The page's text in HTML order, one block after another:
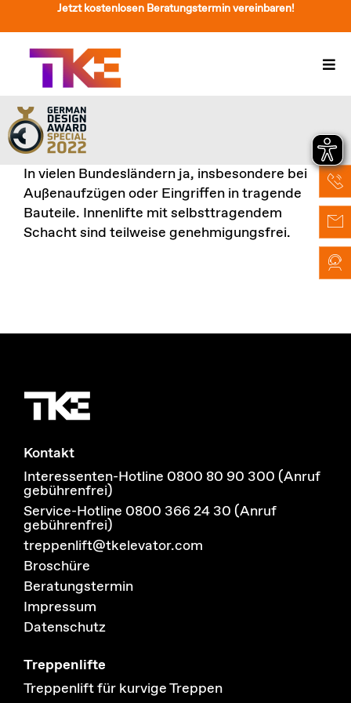
Inhalt
springen
Jetzt kostenlosen Beratungstermin vereinbaren!
Treppenlift
Preise
Service
Treppenliftberatung
In vielen Bundesländern ja, insbesondere bei
Außenaufzügen oder Eingriffen in tragende
Bauteile. Innenlifte mit selbsttragendem
Schacht sind teilweise genehmigungsfrei.
Kontakt
Interessenten-Hotline 0800 80 90 300 (Anruf
gebührenfrei)
Service-Hotline 0800 366 24 30 (Anruf
gebührenfrei)
treppenlift@tkelevator.com
Broschüre
Beratungstermin
Impressum
Datenschutz
Treppenlifte
Treppenlift für kurvige Treppen